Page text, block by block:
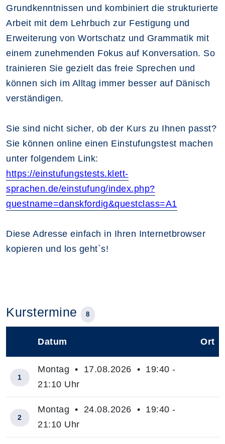
Grundkenntnissen und kombiniert die strukturierte
Arbeit mit dem Lehrbuch zur Festigung und
Erweiterung von Wortschatz und Grammatik mit
einem zunehmenden Fokus auf Konversation. So
trainieren Sie gezielt das freie Sprechen und
können sich im Alltag immer besser auf Dänisch
verständigen.
Sie sind nicht sicher, ob der Kurs zu Ihnen passt?
Sie können online einen Einstufungstest machen
unter folgendem Link:
https://einstufungstests.klett-
sprachen.de/einstufung/index.php?
questname=danskfordig&questclass=A1
Diese Adresse einfach in Ihren Internetbrowser
kopieren und los geht`s!
Kurstermine 8
Datum Ort
1
Montag • 17.08.2026 • 19:40 -
21:10 Uhr
2
Montag • 24.08.2026 • 19:40 -
21:10 Uhr